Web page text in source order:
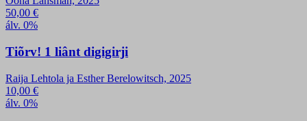
50,00 €
álv. 0%
Tiõrv! 1 liânt digigirji
Raija Lehtola ja Esther Berelowitsch, 2025
10,00 €
álv. 0%